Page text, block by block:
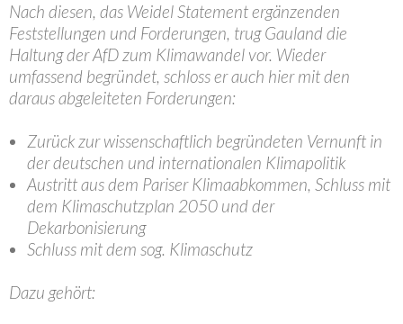
Nach diesen, das Weidel Statement ergänzenden
Feststellungen und Forderungen, trug Gauland die
Haltung der AfD zum Klimawandel vor. Wieder
umfassend begründet, schloss er auch hier mit den
daraus abgeleiteten Forderungen:
Zurück zur wissenschaftlich begründeten Vernunft in
der deutschen und internationalen Klimapolitik
Austritt aus dem Pariser Klimaabkommen, Schluss mit
dem Klimaschutzplan 2050 und der
Dekarbonisierung
Schluss mit dem sog. Klimaschutz
Dazu gehört: